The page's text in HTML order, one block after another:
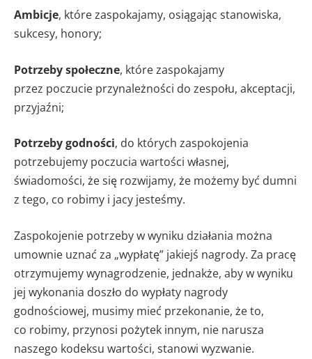
Ambicje, które zaspokajamy, osiągając stanowiska,
sukcesy, honory;
Potrzeby społeczne, które zaspokajamy
przez poczucie przynależności do zespołu, akceptacji,
przyjaźni;
Potrzeby godności, do których zaspokojenia
potrzebujemy poczucia wartości własnej,
świadomości, że się rozwijamy, że możemy być dumni
z tego, co robimy i jacy jesteśmy.
Zaspokojenie potrzeby w wyniku działania można
umownie uznać za „wypłatę” jakiejś nagrody. Za pracę
otrzymujemy wynagrodzenie, jednakże, aby w wyniku
jej wykonania doszło do wypłaty nagrody
godnościowej, musimy mieć przekonanie, że to,
co robimy, przynosi pożytek innym, nie narusza
naszego kodeksu wartości, stanowi wyzwanie.